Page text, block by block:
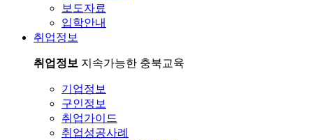
보도자료
입학안내
취업정보
취업정보 지속가능한 충북교육
기업정보
구인정보
취업가이드
취업성공사례